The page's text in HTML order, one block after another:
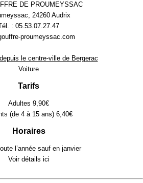
DE PROUMEYSSAC
24260 Audrix
: 05.53.07.27.47
proumeyssac.com
le centre-ville de Bergerac
Voiture
Tarifs
Adultes 9,90€
(de 4 à 15 ans) 6,40€
Horaires
l’année sauf en janvier
Voir détails ici